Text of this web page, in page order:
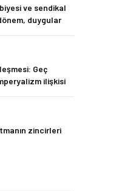
ve sendikal
duygular
Geç
ilişkisi
zincirleri